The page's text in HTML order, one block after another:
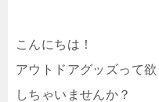
こんにちは！
アウトドアグッズって
しちゃいませんか？